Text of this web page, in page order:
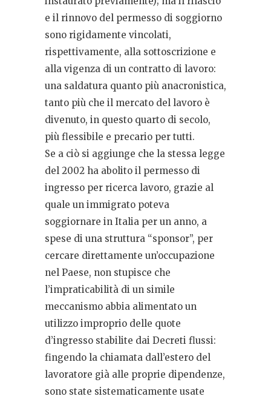
e il rinnovo del permesso di soggiorno
sono rigidamente vincolati,
rispettivamente, alla sottoscrizione e
alla vigenza di un contratto di lavoro:
una saldatura quanto più anacronistica,
tanto più che il mercato del lavoro è
divenuto, in questo quarto di secolo,
più flessibile e precario per tutti.
Se a ciò si aggiunge che la stessa legge
del 2002 ha abolito il permesso di
ingresso per ricerca lavoro, grazie al
quale un immigrato poteva
soggiornare in Italia per un anno, a
spese di una struttura “sponsor”, per
cercare direttamente un’occupazione
nel Paese, non stupisce che
l’impraticabilità di un simile
meccanismo abbia alimentato un
utilizzo improprio delle quote
d’ingresso stabilite dai Decreti flussi:
fingendo la chiamata dall’estero del
lavoratore già alle proprie dipendenze,
sono state sistematicamente usate